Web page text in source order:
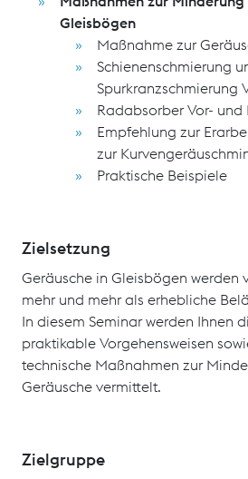
Gleisbögen
Maßnahme zur
Schienenschmierung
Spurkranzschmierung
Radabsorber Vor-
Empfehlung zur
zur
Praktische Beispiele
Zielsetzung
Geräusche in Gleisbögen werden
mehr und mehr als erhebliche
In diesem Seminar werden Ihnen
praktikable Vorgehensweisen
technische Maßnahmen zur
Geräusche vermittelt.
Zielgruppe